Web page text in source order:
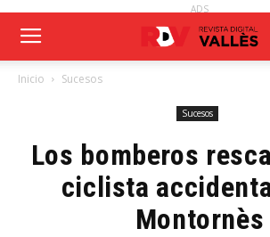
ADS
Inicio Sucesos
Sucesos
Los bomberos
ciclista
Montornès